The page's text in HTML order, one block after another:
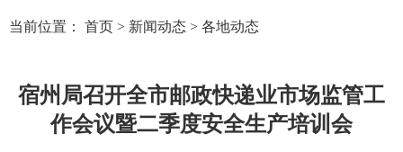
当前位置： 首页 > 新闻动态 > 各地动态
宿州局召开全市邮政快递业市场监管工
作会议暨二季度安全生产培训会